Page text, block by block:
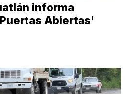
informa
Abiertas'